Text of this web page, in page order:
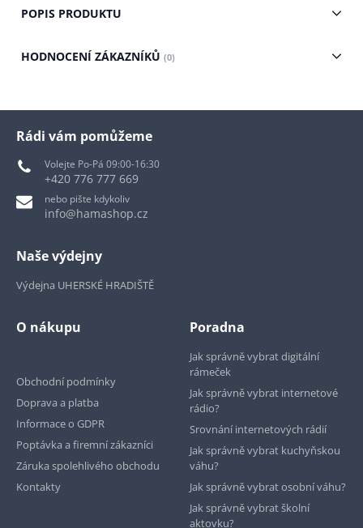
POPIS PRODUKTU
HODNOCENÍ ZÁKAZNÍKŮ (0)
Rádi vám pomůžeme
Volejte Po-Pá 09:00-16:30
+420 776 777 669
nebo pište kdykoliv
info@hamashop.cz
Naše výdejny
Výdejna UHERSKÉ HRADIŠTĚ
O nákupu
Obchodní podmínky
Doprava a platba
Informace o GDPR
Poptávka a firemní zákazníci
Záruka spolehlivého obchodu
Kontakty
Poradna
Jak správně vybrat digitální
rámeček
Jak správně vybrat internetové
rádio?
Srovnání internetových rádií
Jak správně vybrat kuchyňskou
váhu?
Jak správně vybrat osobní váhu?
Jak správně vybrat školní
aktovku?